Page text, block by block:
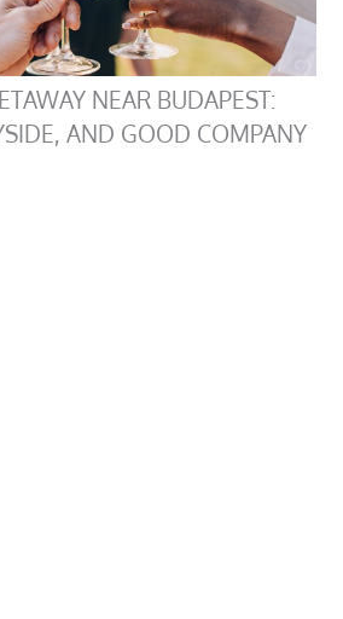
NEAR BUDAPEST:
AND GOOD COMPANY